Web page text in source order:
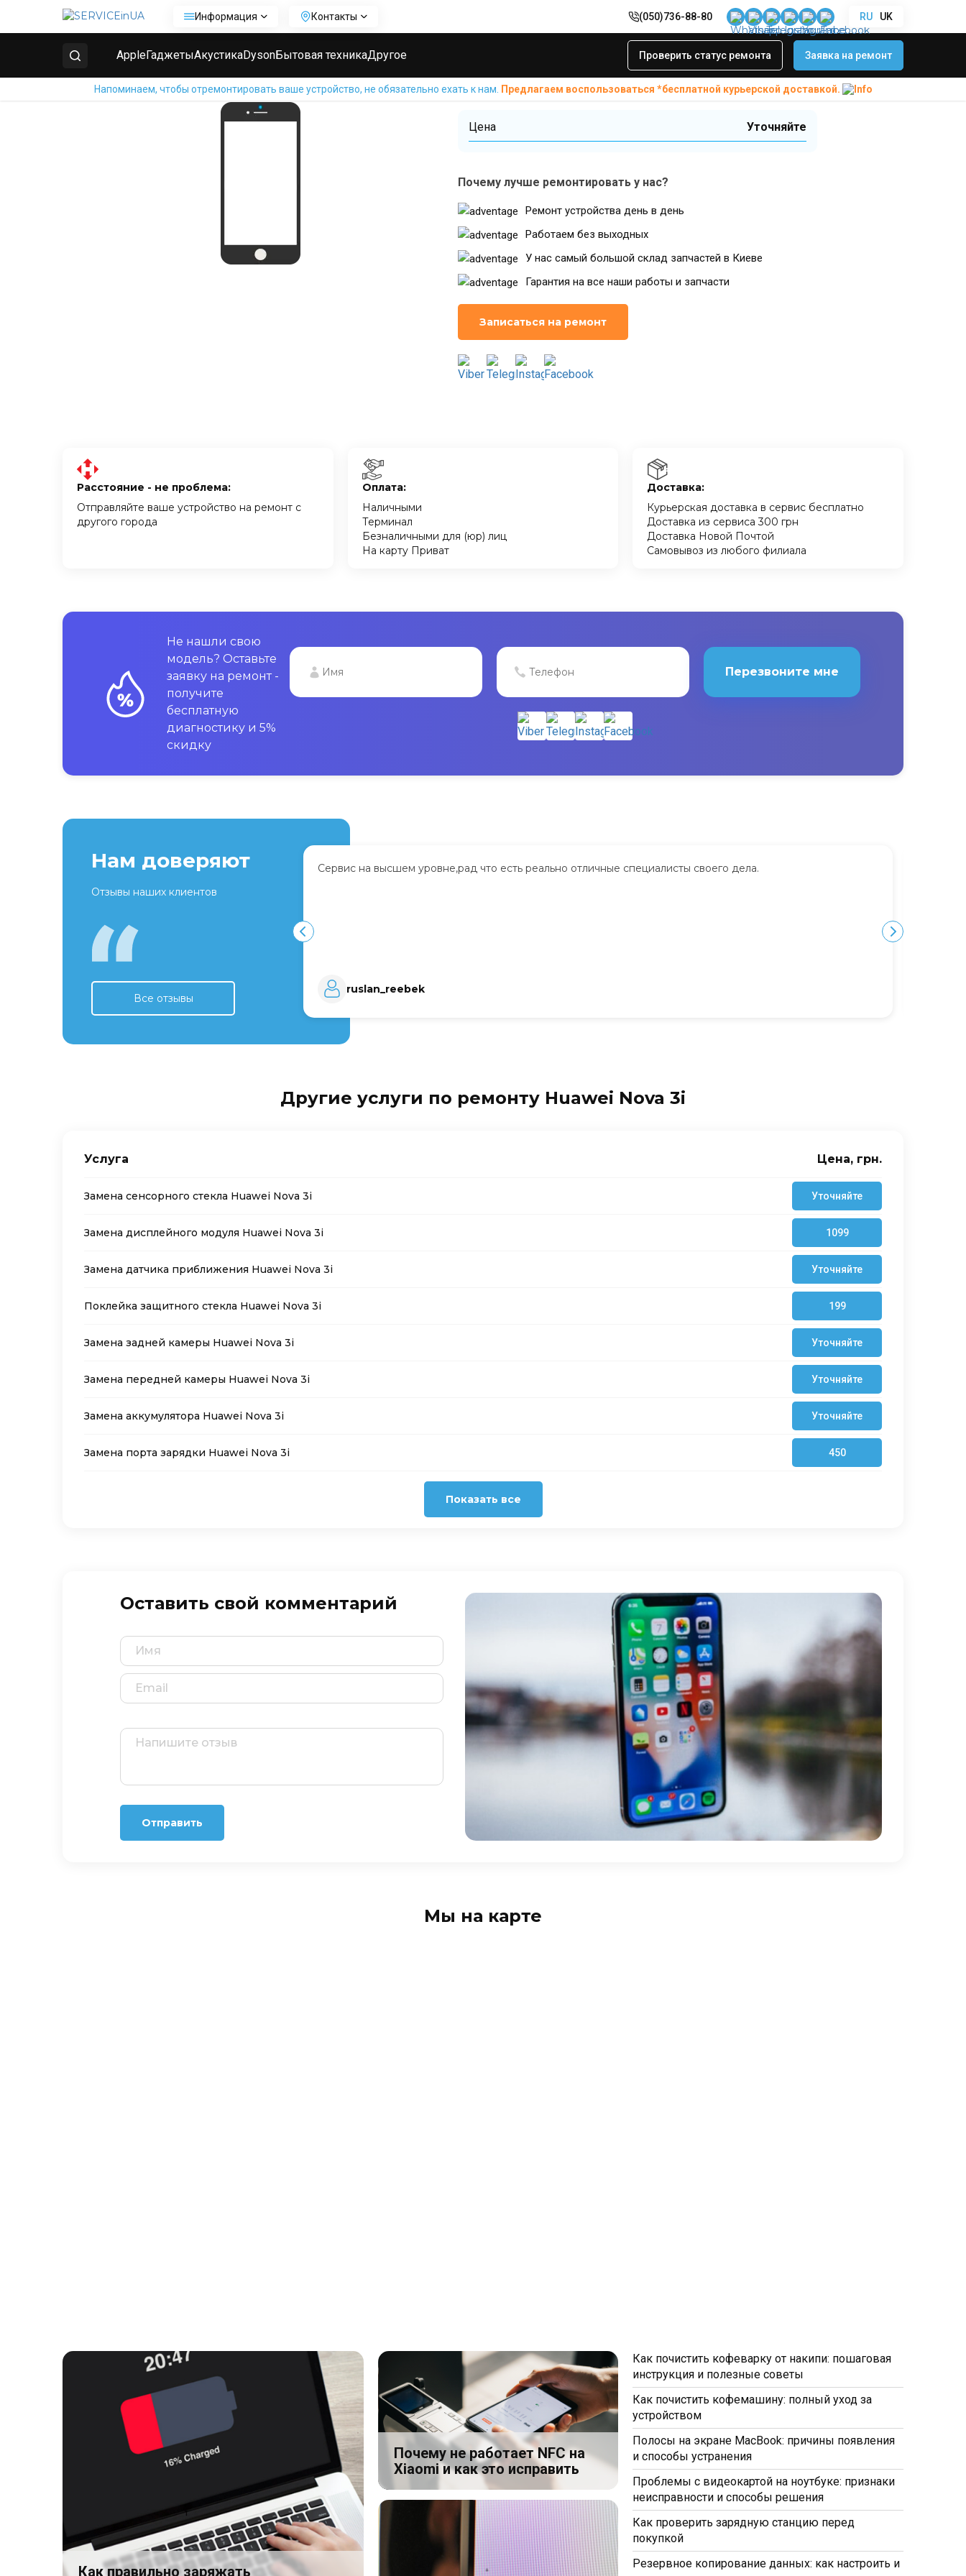
Информация Контакты (050)736-88-80 RU UK
AppleГаджетыАкустикаDysonБытовая техникаДругое Проверить статус ремонта Заявка на ремонт
Напоминаем, чтобы отремонтировать ваше устройство, не обязательно ехать к нам. Предлагаем воспользоваться *бесплатной курьерской доставкой.
Главная Ремонт телефонов Huawei Ремонт Huawei Nova 3i
Замена датчика приближения
Huawei Nova 3i
Цена Уточняйте
Почему лучше ремонтировать у нас?
Ремонт устройства день в день
Работаем без выходных
У нас самый большой склад запчастей в Киеве
Гарантия на все наши работы и запчасти
Записаться на ремонт
Расстояние - не проблема:
Отправляйте ваше устройство на ремонт с
другого города
Оплата:
Наличными
Терминал
Безналичными для (юр) лиц
На карту Приват
Доставка:
Курьерская доставка в сервис бесплатно
Доставка из сервиса 300 грн
Доставка Новой Почтой
Самовывоз из любого филиала
Не нашли свою
модель? Оставьте
заявку на ремонт -
получите
бесплатную
диагностику и 5%
скидку
Перезвоните мне
Нам доверяют
Отзывы наших клиентов
Все отзывы
Сервис на высшем уровне,рад что есть реально отличные специалисты своего дела.
ruslan_reebek
Другие услуги по ремонту Huawei Nova 3i
Услуга Цена, грн.
Замена сенсорного стекла Huawei Nova 3i Уточняйте
Замена дисплейного модуля Huawei Nova 3i 1099
Замена датчика приближения Huawei Nova 3i Уточняйте
Поклейка защитного стекла Huawei Nova 3i 199
Замена задней камеры Huawei Nova 3i Уточняйте
Замена передней камеры Huawei Nova 3i Уточняйте
Замена аккумулятора Huawei Nova 3i Уточняйте
Замена порта зарядки Huawei Nova 3i 450
Показать все
Оставить свой комментарий
Отправить
Мы на карте
Как правильно заряжать
Почему не работает NFC на
Xiaomi и как это исправить
Как почистить кофеварку от накипи: пошаговая
инструкция и полезные советы
Как почистить кофемашину: полный уход за
устройством
Полосы на экране MacBook: причины появления
и способы устранения
Проблемы с видеокартой на ноутбуке: признаки
неисправности и способы решения
Как проверить зарядную станцию перед
покупкой
Резервное копирование данных: как настроить и